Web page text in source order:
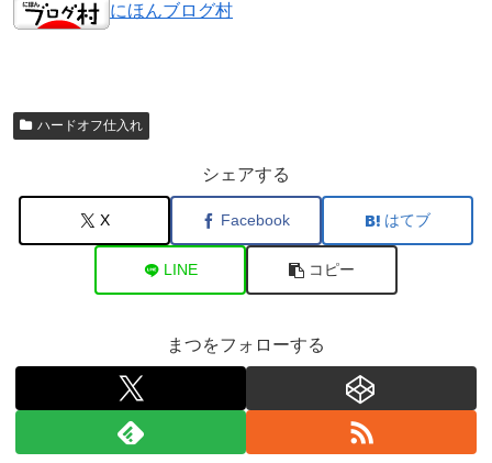
にほんブログ村
ハードオフ仕入れ
シェアする
X Facebook はてブ
LINE コピー
まつをフォローする